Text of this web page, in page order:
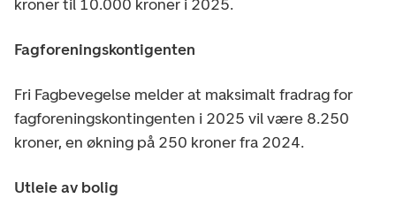
kroner til 10.000 kroner i 2025.
Fagforeningskontigenten
Fri Fagbevegelse melder at maksimalt fradrag for
fagforeningskontingenten i 2025 vil være 8.250
kroner, en økning på 250 kroner fra 2024.
Utleie av bolig